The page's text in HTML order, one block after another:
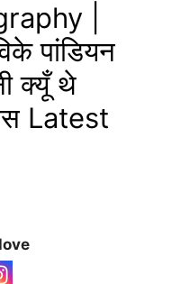
|
पांडियन
क्यूँ थे
Latest